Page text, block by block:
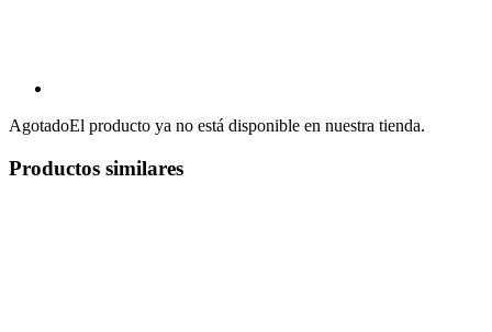
AgotadoEl producto ya no está disponible en nuestra tienda.
Productos similares